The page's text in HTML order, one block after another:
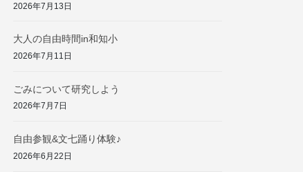
2026年7月13日
大人の自由時間in和知小
2026年7月11日
ごみについて研究しよう
2026年7月7日
自由参観&文七踊り体験♪
2026年6月22日